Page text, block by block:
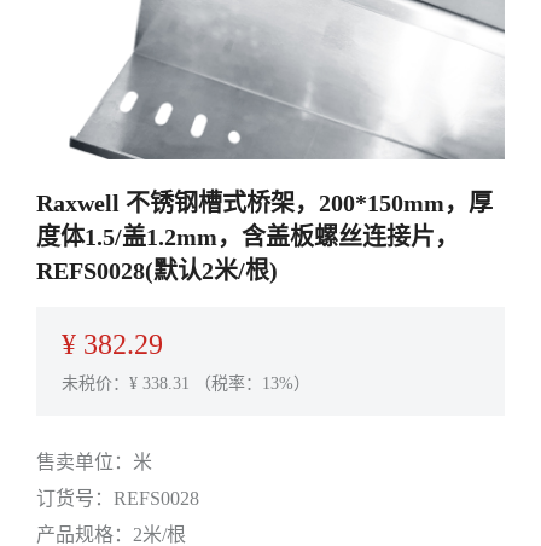
Raxwell 不锈钢槽式桥架，200*150mm，厚
度体1.5/盖1.2mm，含盖板螺丝连接片，
REFS0028(默认2米/根)
¥ 382.29
未税价：¥ 338.31 （税率：13%）
售卖单位： 米
订货号： REFS0028
产品规格： 2米/根